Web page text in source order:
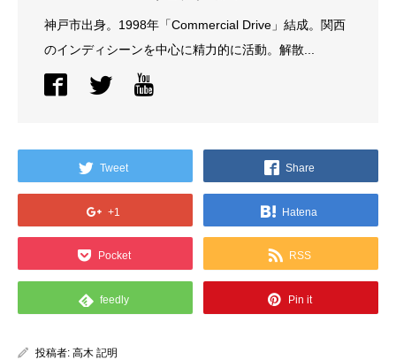
神戸市出身。1998年「Commercial Drive」結成。関西
のインディシーンを中心に精力的に活動。解散...
Tweet Share
+1 Hatena
Pocket RSS
feedly Pin it
投稿者: 高木 記明